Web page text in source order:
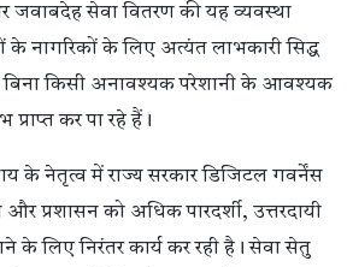
जवाबदेह सेवा वितरण की यह व्यवस्था
के नागरिकों के लिए अत्यंत लाभकारी सिद्ध
बिना किसी अनावश्यक परेशानी के आवश्यक
कर पा रहे हैं।
के नेतृत्व में राज्य सरकार डिजिटल गवर्नेंस
प्रशासन को अधिक पारदर्शी, उत्तरदायी
के लिए निरंतर कार्य कर रही है। सेवा सेतु